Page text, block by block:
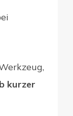
kurzer